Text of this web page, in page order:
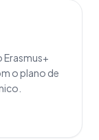
o plano de